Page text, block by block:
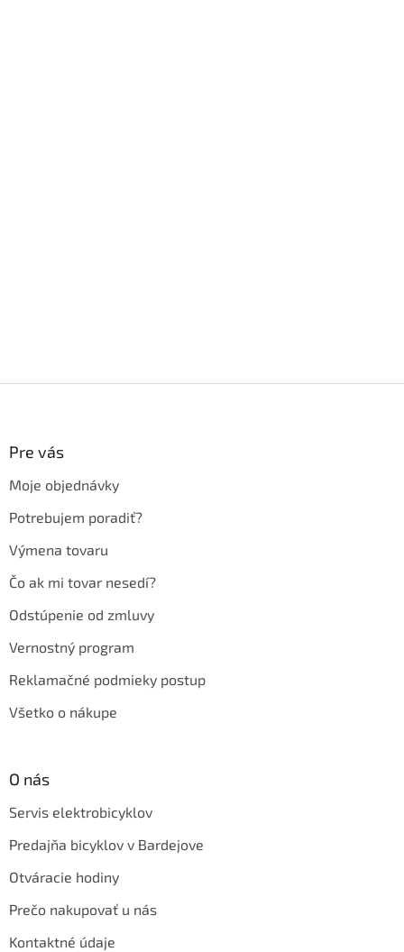
Pre vás
Moje objednávky
Potrebujem poradiť?
Výmena tovaru
Čo ak mi tovar nesedí?
Odstúpenie od zmluvy
Vernostný program
Reklamačné podmieky postup
Všetko o nákupe
O nás
Servis elektrobicyklov
Predajňa bicyklov v Bardejove
Otváracie hodiny
Prečo nakupovať u nás
Kontaktné údaje